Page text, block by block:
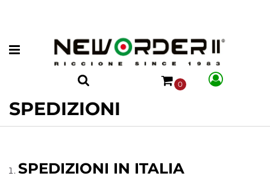
Open menu
0
SPEDIZIONI
SPEDIZIONI IN ITALIA